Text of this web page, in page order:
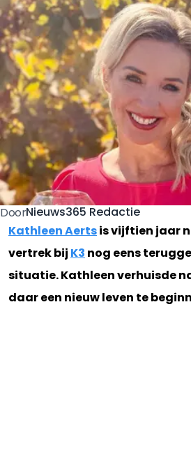
DoorNieuws365 Redactie
Kathleen Aertsis vijftien jaar
vertrek bij K3 nog eens
situatie. Kathleen verhuisde
daar een nieuw leven te